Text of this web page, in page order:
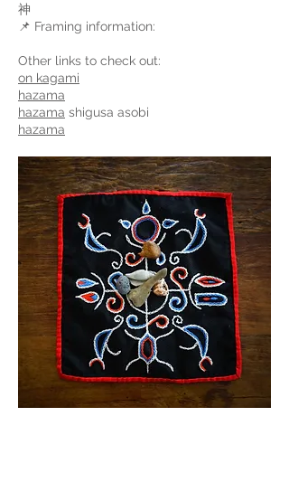
神
📌 Framing information:
Other links to check out:
on kagami
hazama
hazama shigusa asobi
hazama